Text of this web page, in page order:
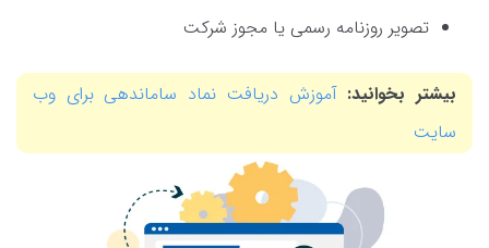
تصویر روزنامه رسمی یا مجوز شرکت
بیشتر بخوانید: آموزش دریافت نماد ساماندهی برای وب
سایت